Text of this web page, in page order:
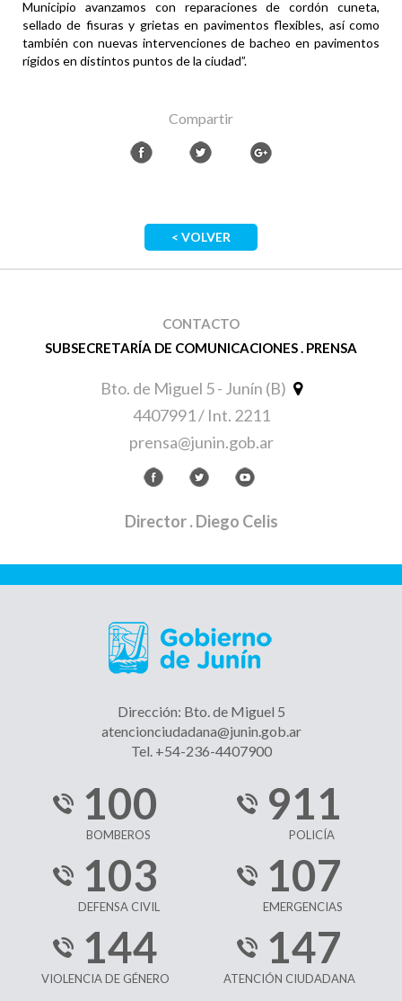
Municipio avanzamos con reparaciones de cordón cuneta,
sellado de fisuras y grietas en pavimentos flexibles, así como
también con nuevas intervenciones de bacheo en pavimentos
rígidos en distintos puntos de la ciudad”.
Compartir
< VOLVER
CONTACTO
SUBSECRETARÍA DE COMUNICACIONES . PRENSA
Bto. de Miguel 5 - Junín (B)
4407991 / Int. 2211
prensa@junin.gob.ar
Director. Diego Celis
Dirección: Bto. de Miguel 5
atencionciudadana@junin.gob.ar
Tel. +54-236-4407900
100
BOMBEROS
911
POLICÍA
103
DEFENSA CIVIL
107
EMERGENCIAS
144
VIOLENCIA DE GÉNERO
147
ATENCIÓN CIUDADANA